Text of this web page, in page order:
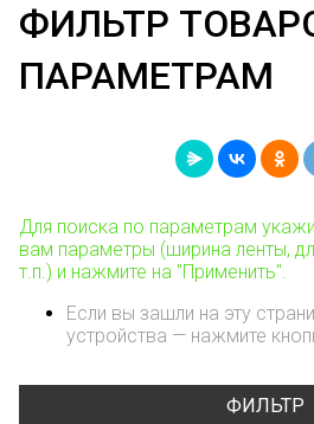
ФИЛЬТР
ПАРАМЕТРАМ
Для поиска по параметрам
вам параметры (ширина ленты,
т.п.) и нажмите на "Применить".
Если вы зашли на эту
устройства — нажмите
ФИЛЬТР